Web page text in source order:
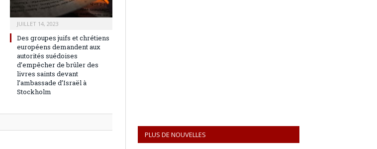
JUILLET 14, 2023
Des groupes juifs et chrétiens
européens demandent aux
autorités suédoises
d’empêcher de brûler des
livres saints devant
l’ambassade d’Israël à
Stockholm
PLUS DE NOUVELLES